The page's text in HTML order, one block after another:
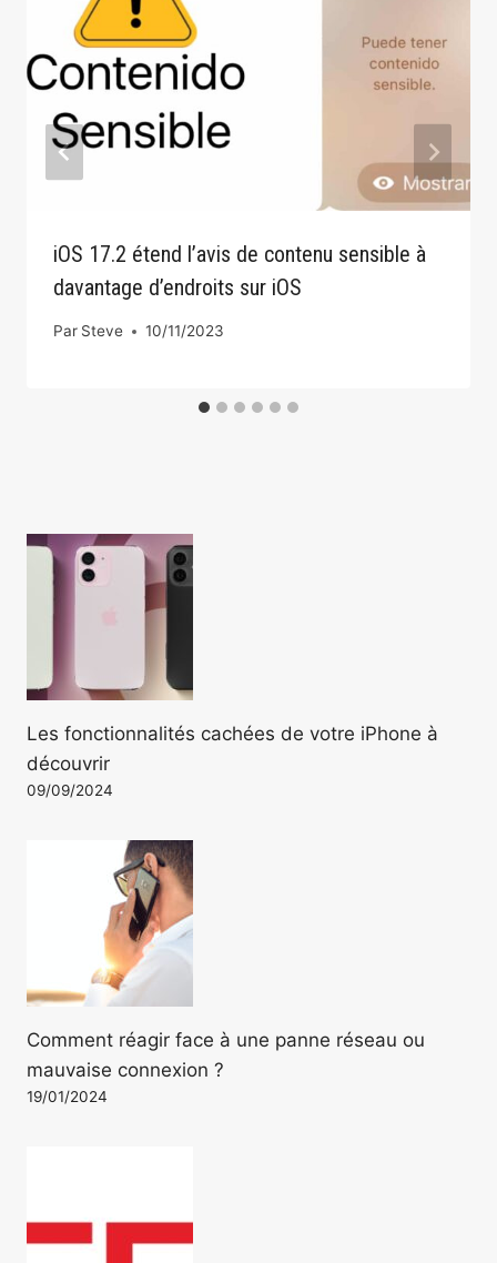
iOS 17.2 étend l’avis de contenu sensible à
davantage d’endroits sur iOS
Par Steve 10/11/2023
Les fonctionnalités cachées de votre iPhone à
découvrir
09/09/2024
Comment réagir face à une panne réseau ou
mauvaise connexion ?
19/01/2024